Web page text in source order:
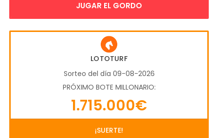
JUGAR EL GORDO
LOTOTURF
Sorteo del día 09-08-2026
PRÓXIMO BOTE MILLONARIO:
1.715.000€
¡SUERTE!